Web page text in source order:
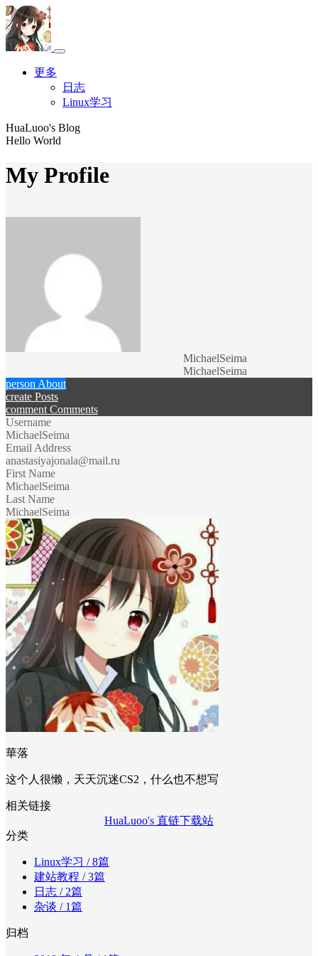
更多
日志
Linux学习
HuaLuoo's Blog
Hello World
My Profile
MichaelSeima
MichaelSeima
person About
create Posts
comment Comments
Username
MichaelSeima
Email Address
anastasiyajonala@mail.ru
First Name
MichaelSeima
Last Name
MichaelSeima
華落
这个人很懒，天天沉迷CS2，什么也不想写
相关链接
HuaLuoo's 直链下载站
分类
Linux学习 / 8篇
建站教程 / 3篇
日志 / 2篇
杂谈 / 1篇
归档